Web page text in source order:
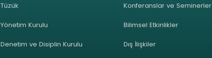
Tüzük
Yönetim Kurulu
Denetim ve Disiplin Kurulu
Konferanslar ve Seminerler
Bilimsel Etkinlikler
Dış İlişkiler